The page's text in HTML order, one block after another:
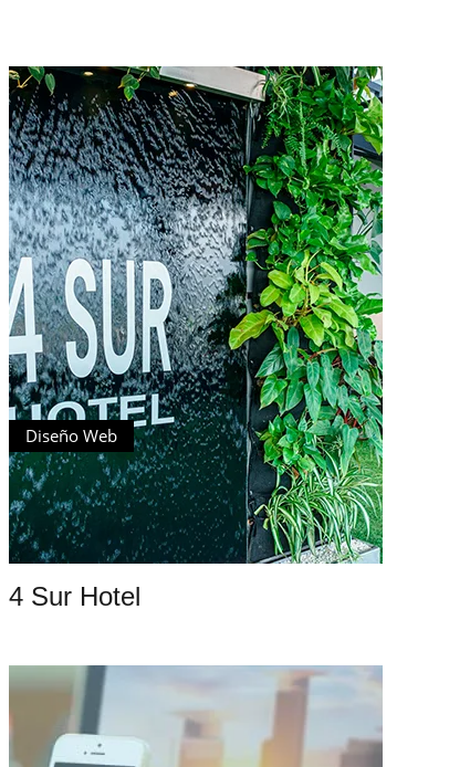
Diseño Web
4 Sur Hotel